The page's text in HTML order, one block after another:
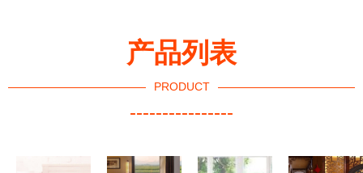
产品列表
PRODUCT
----------------